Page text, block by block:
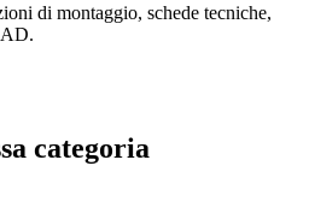
di montaggio, schede tecniche,
categoria